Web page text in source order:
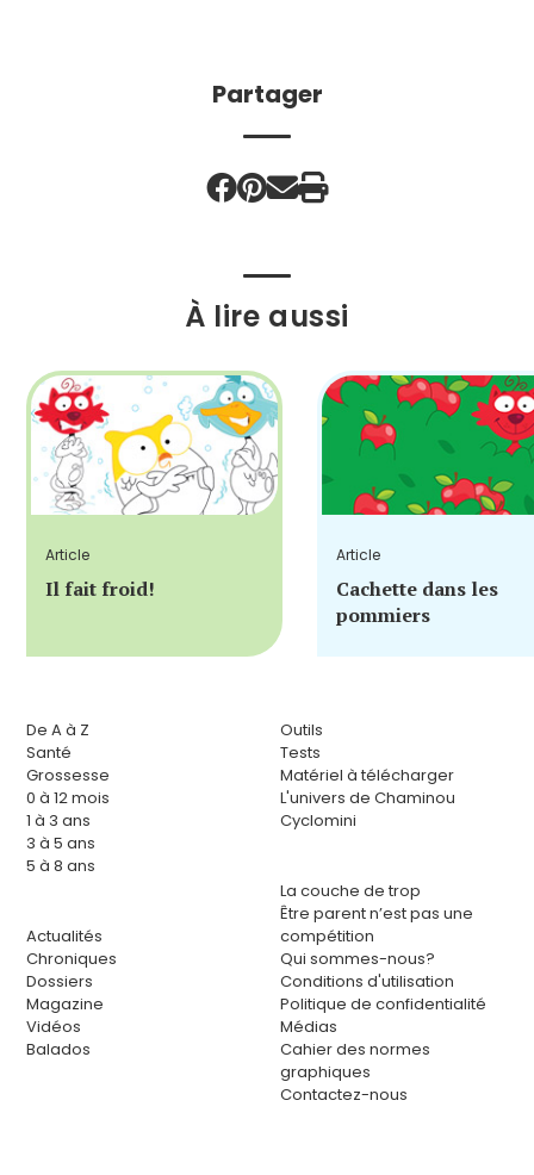
Partager
À lire aussi
Article
Il fait froid!
Article
Cachette dans les
pommiers
De A à Z
Santé
Grossesse
0 à 12 mois
1 à 3 ans
3 à 5 ans
5 à 8 ans
Actualités
Chroniques
Dossiers
Magazine
Vidéos
Balados
Outils
Tests
Matériel à télécharger
L'univers de Chaminou
Cyclomini
La couche de trop
Être parent n’est pas une
compétition
Qui sommes-nous?
Conditions d'utilisation
Politique de confidentialité
Médias
Cahier des normes
graphiques
Contactez-nous